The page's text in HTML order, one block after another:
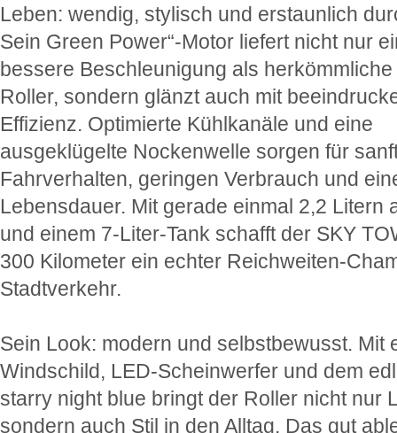
Leben: wendig, stylisch und erstaunlich
Sein Green Power“-Motor liefert nicht nur
bessere Beschleunigung als
Roller, sondern glänzt auch mit
Effizienz. Optimierte Kühlkanäle und eine
ausgeklügelte Nockenwelle sorgen für
Fahrverhalten, geringen Verbrauch und
Lebensdauer. Mit gerade einmal 2,2 Litern
und einem 7-Liter-Tank schafft der SKY
300 Kilometer ein echter Reichweiten-
Stadtverkehr.
Sein Look: modern und selbstbewusst. Mit
Windschild, LED-Scheinwerfer und dem
starry night blue bringt der Roller nicht nur
sondern auch Stil in den Alltag. Das gut